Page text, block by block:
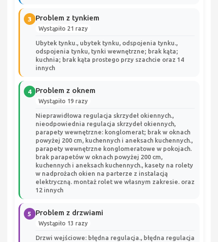
3 Problem z tynkiem
Wystąpiło 21 razy
Ubytek tynku., ubytek tynku, odspojenia tynku.,
odspojenia tynku, tynki wewnętrzne; brak kąta;
kuchnia; brak kąta prostego przy szachcie oraz 14
innych
4 Problem z oknem
Wystąpiło 19 razy
Nieprawidłowa regulacja skrzydeł okiennych.,
nieodpowiednia regulacja skrzydeł okiennych,
parapety wewnętrzne: konglomerat; brak w oknach
powyżej 200 cm, kuchennych i aneksach kuchennych.,
parapety wewnętrzne konglomeratowe w pokojach.
brak parapetów w oknach powyżej 200 cm,
kuchennych i aneksach kuchennych., kasety na rolety
w nadprożach okien na parterze z instalacją
elektryczną. montaż rolet we własnym zakresie. oraz
12 innych
5 Problem z drzwiami
Wystąpiło 13 razy
Drzwi wejściowe: błędna regulacja., błędna regulacja